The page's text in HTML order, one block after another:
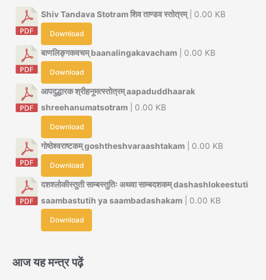
Shiv Tandava Stotram शिव ताण्डव स्तोत्रम्| 0.00 KB
Download
बाणलिङ्गकवचम् baanalingakavacham | 0.00 KB
Download
आपदुद्धारक श्रीहनूमत्स्तोत्रम् aapaduddhaarak
shreehanumatsotram | 0.00 KB
Download
गोष्ठेश्वराष्टकम् goshtheshvaraashtakam | 0.00 KB
Download
दशश्लोकीस्तुती साम्बस्तुतिः अथवा साम्बदशकम् dashashlokeestuti
saambastutih ya saambadashakam | 0.00 KB
Download
आज यह मन्त्र पढ़ें